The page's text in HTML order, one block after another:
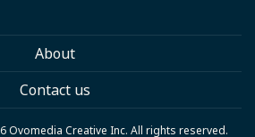
About
Contact us
Ovomedia Creative Inc. All rights reserved.